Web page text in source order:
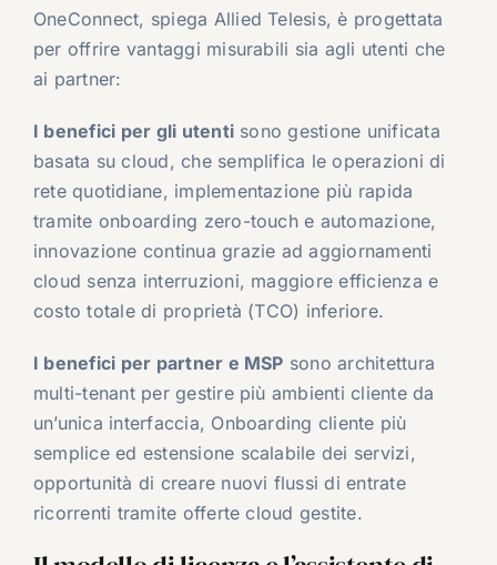
OneConnect, spiega Allied Telesis, è progettata
per offrire vantaggi misurabili sia agli utenti che
ai partner:
I benefici per gli utentisono gestione unificata
basata su cloud, che semplifica le operazioni di
rete quotidiane, implementazione più rapida
tramite onboarding zero-touch e automazione,
innovazione continua grazie ad aggiornamenti
cloud senza interruzioni, maggiore efficienza e
costo totale di proprietà (TCO) inferiore.
I benefici per partner e MSP sono architettura
multi-tenant per gestire più ambienti cliente da
un’unica interfaccia, Onboarding cliente più
semplice ed estensione scalabile dei servizi,
opportunità di creare nuovi flussi di entrate
ricorrenti tramite offerte cloud gestite.